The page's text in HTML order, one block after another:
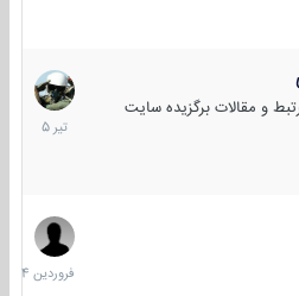
و مقالات برگزیده سایت
16
تیر
1405
29
فروردین
1404